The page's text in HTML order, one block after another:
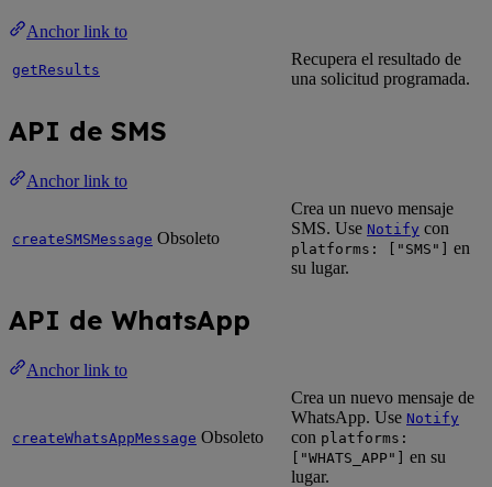
Anchor link to
getResults
Recupera el resultado de
una solicitud programada.
API de SMS
Anchor link to
createSMSMessage Obsoleto
Crea un nuevo mensaje
SMS. Use Notify con
platforms: ["SMS"]
en
su lugar.
API de WhatsApp
Anchor link to
createWhatsAppMessage Obsoleto
Crea un nuevo mensaje de
WhatsApp. Use Notify
con platforms:
["WHATS_APP"]
en su
lugar.